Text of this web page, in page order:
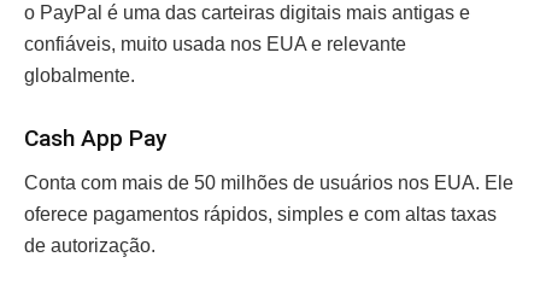
o PayPal é uma das carteiras digitais mais antigas e
confiáveis, muito usada nos EUA e relevante
globalmente.
Cash App Pay
Conta com mais de 50 milhões de usuários nos EUA. Ele
oferece pagamentos rápidos, simples e com altas taxas
de autorização.